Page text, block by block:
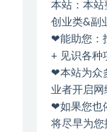
本站：本站
创业类&副
❤能助您：
+ 见识各种
❤本站为众
业者开启网
❤如果您也
将尽早为您